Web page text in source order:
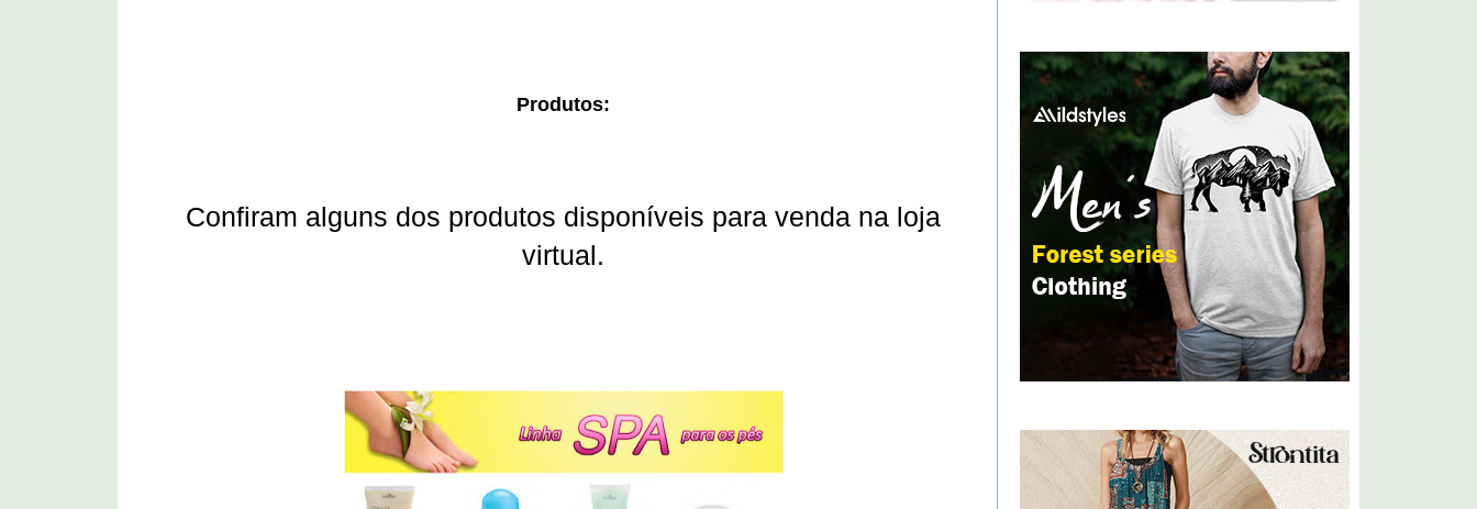
Produtos:
Confiram alguns dos produtos disponíveis para venda na loja
virtual.